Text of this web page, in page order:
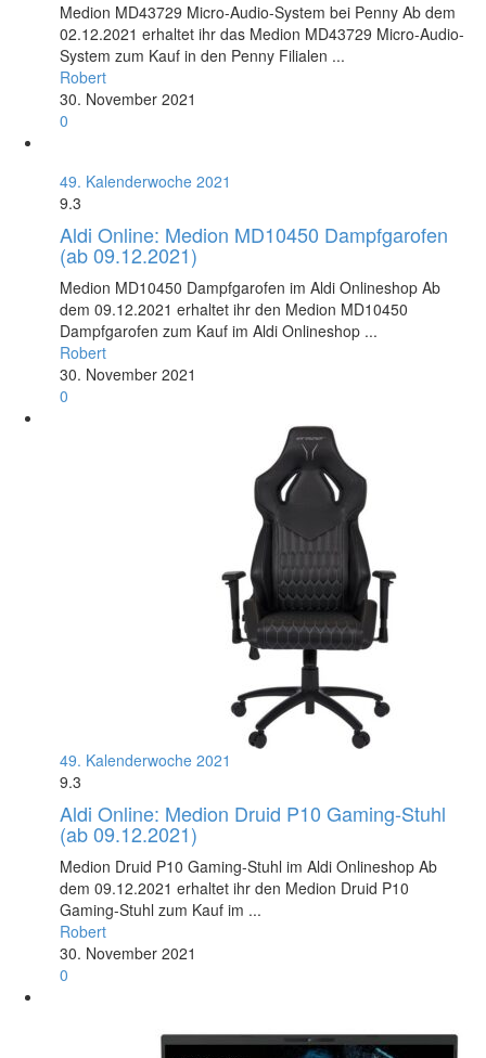
Medion MD43729 Micro-Audio-System bei Penny Ab dem
02.12.2021 erhaltet ihr das Medion MD43729 Micro-Audio-
System zum Kauf in den Penny Filialen ...
Robert
30. November 2021
0
49. Kalenderwoche 2021
9.3
Aldi Online: Medion MD10450 Dampfgarofen
(ab 09.12.2021)
Medion MD10450 Dampfgarofen im Aldi Onlineshop Ab
dem 09.12.2021 erhaltet ihr den Medion MD10450
Dampfgarofen zum Kauf im Aldi Onlineshop ...
Robert
30. November 2021
0
49. Kalenderwoche 2021
9.3
Aldi Online: Medion Druid P10 Gaming-Stuhl
(ab 09.12.2021)
Medion Druid P10 Gaming-Stuhl im Aldi Onlineshop Ab
dem 09.12.2021 erhaltet ihr den Medion Druid P10
Gaming-Stuhl zum Kauf im ...
Robert
30. November 2021
0